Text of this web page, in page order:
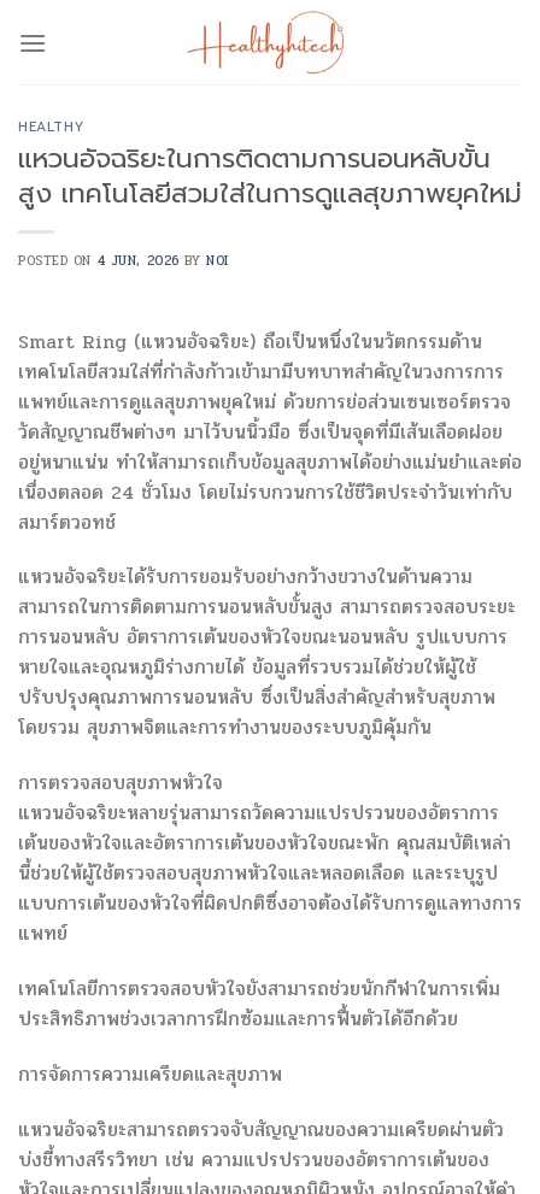
HEALTHY
แหวนอัจฉริยะในการติดตามการนอนหลับขั้น
สูง เทคโนโลยีสวมใส่ในการดูแลสุขภาพยุคใหม่
POSTED ON 4 JUN, 2026 BYNOI
Smart Ring (แหวนอัจฉริยะ) ถือเป็นหนึ่งในนวัตกรรมด้าน
เทคโนโลยีสวมใส่ที่กำลังก้าวเข้ามามีบทบาทสำคัญในวงการการ
แพทย์และการดูแลสุขภาพยุคใหม่ ด้วยการย่อส่วนเซนเซอร์ตรวจ
วัดสัญญาณชีพต่างๆ มาไว้บนนิ้วมือ ซึ่งเป็นจุดที่มีเส้นเลือดฝอย
อยู่หนาแน่น ทำให้สามารถเก็บข้อมูลสุขภาพได้อย่างแม่นยำและต่อ
เนื่องตลอด 24 ชั่วโมง โดยไม่รบกวนการใช้ชีวิตประจำวันเท่ากับ
สมาร์ตวอทช์
แหวนอัจฉริยะได้รับการยอมรับอย่างกว้างขวางในด้านความ
สามารถในการติดตามการนอนหลับขั้นสูง สามารถตรวจสอบระยะ
การนอนหลับ อัตราการเต้นของหัวใจขณะนอนหลับ รูปแบบการ
หายใจและอุณหภูมิร่างกายได้ ข้อมูลที่รวบรวมได้ช่วยให้ผู้ใช้
ปรับปรุงคุณภาพการนอนหลับ ซึ่งเป็นสิ่งสำคัญสำหรับสุขภาพ
โดยรวม สุขภาพจิตและการทำงานของระบบภูมิคุ้มกัน
การตรวจสอบสุขภาพหัวใจ
แหวนอัจฉริยะหลายรุ่นสามารถวัดความแปรปรวนของอัตราการ
เต้นของหัวใจและอัตราการเต้นของหัวใจขณะพัก คุณสมบัติเหล่า
นี้ช่วยให้ผู้ใช้ตรวจสอบสุขภาพหัวใจและหลอดเลือด และระบุรูป
แบบการเต้นของหัวใจที่ผิดปกติซึ่งอาจต้องได้รับการดูแลทางการ
แพทย์
เทคโนโลยีการตรวจสอบหัวใจยังสามารถช่วยนักกีฬาในการเพิ่ม
ประสิทธิภาพช่วงเวลาการฝึกซ้อมและการฟื้นตัวได้อีกด้วย
การจัดการความเครียดและสุขภาพ
แหวนอัจฉริยะสามารถตรวจจับสัญญาณของความเครียดผ่านตัว
บ่งชี้ทางสรีรวิทยา เช่น ความแปรปรวนของอัตราการเต้นของ